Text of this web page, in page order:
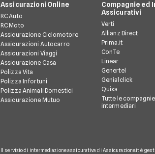
Assicurazioni Online
RC Auto
RC Moto
Assicurazione Ciclomotore
Assicurazioni Autocarro
Assicurazioni Viaggi
Assicurazione Casa
Polizza Vita
Polizza Infortuni
Polizza Animali Domestici
Assicurazione Mutuo
Compagnie ed
Assicurativi
Verti
Allianz Direct
Prima.it
ConTe
Linear
Genertel
Genialclick
Quixa
Tutte le
intermediari
Il servizio di intermediazione assicurativa di Assicurazione.it è